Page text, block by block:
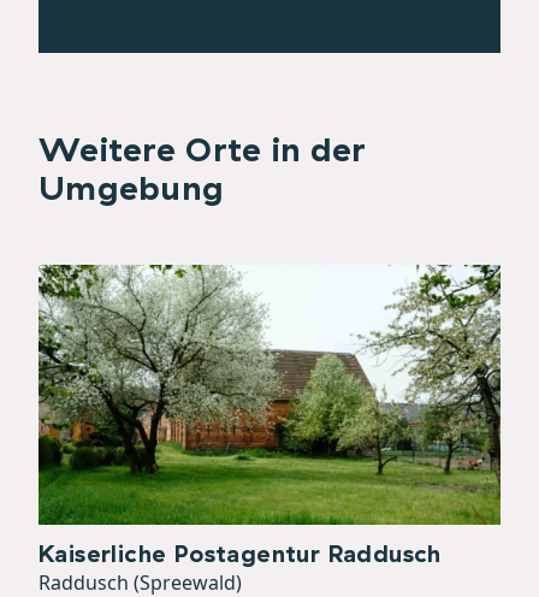
Weitere Orte in der
Umgebung
Kaiserliche Postagentur Raddusch
Raddusch (Spreewald)